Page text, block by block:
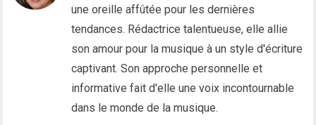
une oreille affûtée pour les dernières
tendances. Rédactrice talentueuse, elle allie
son amour pour la musique à un style d'écriture
captivant. Son approche personnelle et
informative fait d'elle une voix incontournable
dans le monde de la musique.